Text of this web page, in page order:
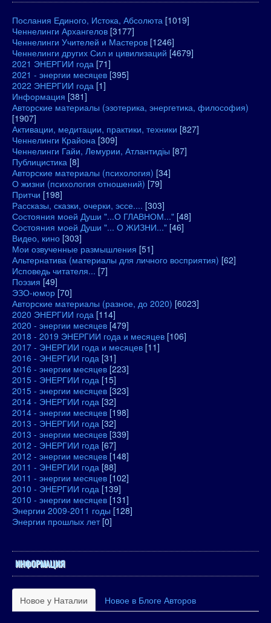
Послания Единого, Истока, Абсолюта [1019]
Ченнелинги Архангелов [3177]
Ченнелинги Учителей и Мастеров [1246]
Ченнелинги других Сил и цивилизаций [4679]
2021 ЭНЕРГИИ года [71]
2021 - энергии месяцев [395]
2022 ЭНЕРГИИ года [1]
Информация [381]
Авторские материалы (эзотерика, энергетика, философия)
[1907]
Активации, медитации, практики, техники [827]
Ченнелинги Крайона [309]
Ченнелинги Гайи, Лемурии, Атлантидіы [87]
Публицистика [8]
Авторские материалы (психология) [34]
О жизни (психология отношений) [79]
Притчи [198]
Рассказы, сказки, очерки, эссе.... [303]
Состояния моей Души "...О ГЛАВНОМ..." [48]
Состояния моей Души "... О ЖИЗНИ..." [46]
Видео, кино [303]
Мои озвученные размышления [51]
Альтернатива (материалы для личного восприятия) [62]
Исповедь читателя... [7]
Поэзия [49]
ЭЗО-юмор [70]
Авторские материалы (разное, до 2020) [6023]
2020 ЭНЕРГИИ года [114]
2020 - энергии месяцев [479]
2018 - 2019 ЭНЕРГИИ года и месяцев [106]
2017 - ЭНЕРГИИ года и месяцев [11]
2016 - ЭНЕРГИИ года [31]
2016 - энергии месяцев [223]
2015 - ЭНЕРГИИ года [15]
2015 - энергии месяцев [323]
2014 - ЭНЕРГИИ года [32]
2014 - энергии месяцев [198]
2013 - ЭНЕРГИИ года [32]
2013 - энергии месяцев [339]
2012 - ЭНЕРГИИ года [67]
2012 - энергии месяцев [148]
2011 - ЭНЕРГИИ года [88]
2011 - энергии месяцев [102]
2010 - ЭНЕРГИИ года [139]
2010 - энергии месяцев [131]
Энергии 2009-2011 годы [128]
Энергии прошлых лет [0]
ИНФОРМАЦИЯ
Новое у Наталии Новое в Блоге Авторов